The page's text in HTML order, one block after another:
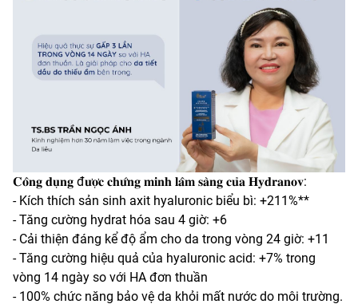
𝐂𝐨̂𝐧𝐠 𝐝𝐮̣𝐧𝐠 đ𝐮̛𝐨̛̣𝐜 𝐜𝐡𝐮̛́𝐧𝐠 𝐦𝐢𝐧𝐡 𝐥𝐚̂𝐦 𝐬𝐚̀𝐧𝐠 𝐜𝐮̉𝐚 𝐇𝐲𝐝𝐫𝐚𝐧𝐨𝐯:
- Kích thích sản sinh axit hyaluronic biểu bì: +211%**
- Tăng cường hydrat hóa sau 4 giờ: +6
- Cải thiện đáng kể độ ẩm cho da trong vòng 24 giờ: +11
- Tăng cường hiệu quả của hyaluronic acid: +7% trong
vòng 14 ngày so với HA đơn thuần
- 100% chức năng bảo vệ da khỏi mất nước do môi trường.